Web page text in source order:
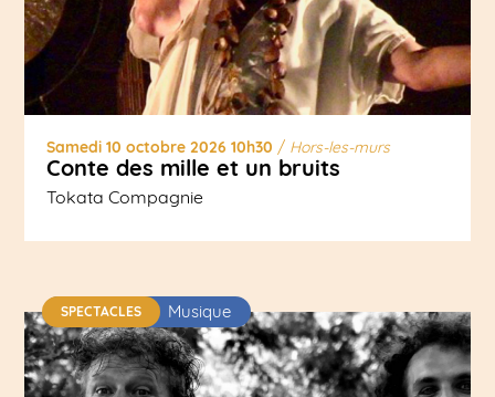
Samedi 10 octobre 2026 10h30 / Hors-les-murs
Conte des mille et un bruits
Tokata Compagnie
SPECTACLES Musique